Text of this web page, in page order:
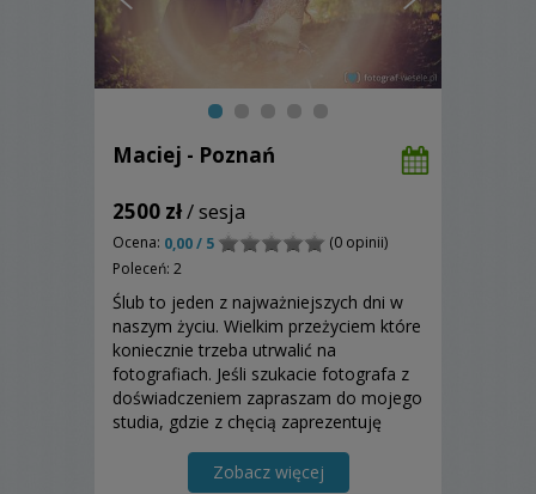
Maciej - Poznań
2500 zł/ sesja
Ocena: 0,00 / 5
(0 opinii)
Poleceń: 2
Ślub to jeden z najważniejszych dni w
naszym życiu. Wielkim przeżyciem które
koniecznie trzeba utrwalić na
fotografiach. Jeśli szukacie fotografa z
doświadczeniem zapraszam do mojego
studia, gdzie z chęcią zaprezentuję
Zobacz więcej